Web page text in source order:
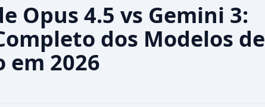
Opus 4.5 vs Gemini 3:
dos Modelos de
em 2026